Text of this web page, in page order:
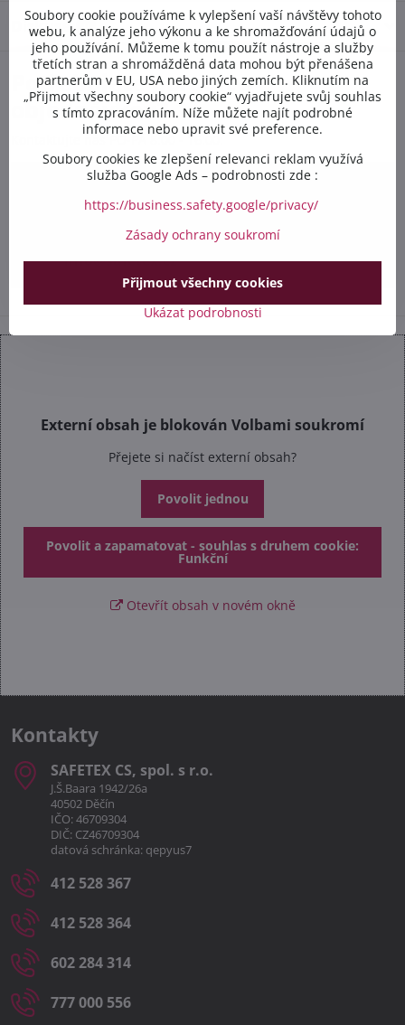
Diskuse 0
Potřebujete poradit s
objednávkou?
Kontaktujte nás PO-PÁ 8:00 - 16:00:
+420 602 284 314
info​@safetex​.cz
Externí obsah je blokován Volbami soukromí
Přejete si načíst externí obsah?
Povolit jednou
Povolit a zapamatovat - souhlas s druhem cookie:
Funkční
Otevřít obsah v novém okně
Kontakty
SAFETEX CS, spol​. s r​.o​.
J.Š.Baara 1942/26a
40502 Děčín
IČO: 46709304
DIČ: CZ46709304
datová schránka: qepyus7
412 528 367
412 528 364
602 284 314
777 000 556
Soubory cookie používáme k vylepšení vaší návštěvy tohoto
webu, k analýze jeho výkonu a ke shromažďování údajů o
jeho používání. Můžeme k tomu použít nástroje a služby
třetích stran a shromážděná data mohou být přenášena
partnerům v EU, USA nebo jiných zemích. Kliknutím na
„Přijmout všechny soubory cookie“ vyjadřujete svůj souhlas
s tímto zpracováním. Níže můžete najít podrobné
informace nebo upravit své preference.
Soubory cookies ke zlepšení relevanci reklam využívá
služba Google Ads – podrobnosti zde :
https://business.safety.google/privacy/
Zásady ochrany soukromí
Ukázat podrobnosti
Přijmout všechny cookies